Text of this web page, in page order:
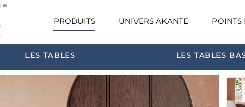
PRODUITS UNIVERS AKANTE POINTS
LES TABLES LES TABLES